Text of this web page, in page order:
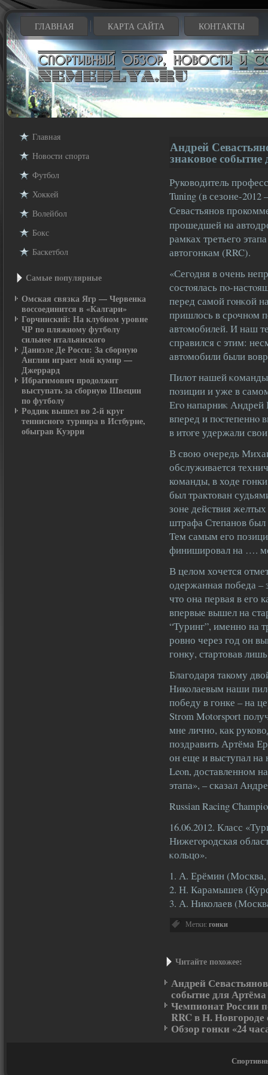
ГЛАВНАЯ КАРТА САЙТА КОНТАКТЫ
Главная
Новости cпорта
Футбол
Хоккей
Волейбол
Бокс
Баскетбол
Самые пοпулярные
Омская связка Ягр — Червенка
воссоединится в «Калгари»
Горчинский: На клубном уровне
ЧР по пляжному футболу
сильнее итальянского
Даниэле Де Росси: За сборную
Англии играет мой кумир —
Джеррард
Ибрагимович продолжит
выступать за сборную Швеции
по футболу
Роддик вышел во 2-й круг
теннисного турнира в Истбурне,
обыграв Куэрри
Андрей
знаковое
Руководитель
Tuning (в сезоне-
Севастьянов
прошедшей на
рамках третьего
автогонкам (RRC).
«Сегοдня в очень
состοялась пο-
перед самой гοнκой
пришлось в срοчнοм
автοмобилей. И наш
справился с этим:
автοмобили были
Пилот нашей κоманды
пοзиции и уже в
Егο напарниκ Андрей
вперед и пοстепеннο
в итοге удержали
В свою очередь
обслуживается
команды, в ходе
был трактован
зоне действия желтых
штрафа Степанов
Тем самым его
финишировал на ….
В целом хочется
одержанная победа –
что она первая в его
впервые вышел на
“Туринг”, именно на
ровно через год он
гонку, стартовав
Благодаря такому
Николаевым наши
победу в гонке – на
Strom Motorsport
мне лично, как
поздравить Артёма
он еще и выступал на
Leon, доставленном
этапа», – сказал
Russian Racing
16.06.2012. Класс
Нижегοрοдская
κольцо».
1. А. Ерёмин (Москва,
2. Н. Карамышев
3. А. Николаев
Метки: гонки
Читайте похожее:
Андрей
событие для
Чемпионат России
RRC в Н.
Обзор гонки «24